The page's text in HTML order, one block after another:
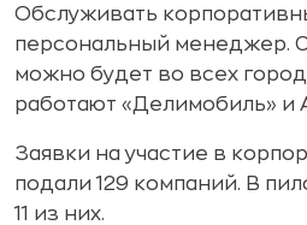
Обслуживать
персональный менеджер.
можно будет во всех
работают «Делимобиль» и
Заявки на участие в
подали 129 компаний. В
11 из них.